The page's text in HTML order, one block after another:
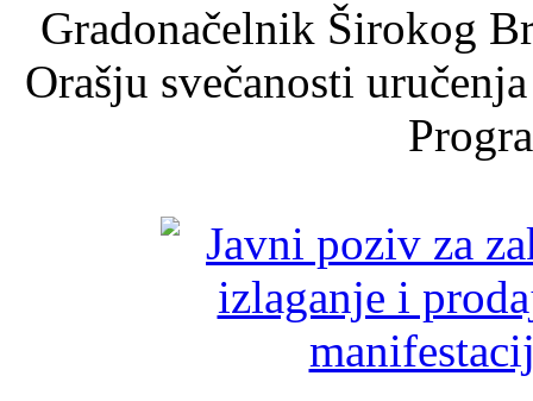
Gradonačelnik Širokog
Orašju svečanosti